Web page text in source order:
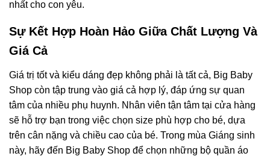
nhất cho con yêu.
Sự Kết Hợp Hoàn Hảo Giữa Chất Lượng Và
Giá Cả
Giá trị tốt và kiểu dáng đẹp không phải là tất cả, Big Baby
Shop còn tập trung vào giá cả hợp lý, đáp ứng sự quan
tâm của nhiều phụ huynh. Nhân viên tận tâm tại cửa hàng
sẽ hỗ trợ bạn trong việc chọn size phù hợp cho bé, dựa
trên cân nặng và chiều cao của bé. Trong mùa Giáng sinh
này, hãy đến Big Baby Shop để chọn những bộ quần áo